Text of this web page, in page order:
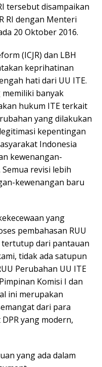
tersebut disampaikan
RI dengan Menteri
20 Oktober 2016.
(ICJR) dan LBH
keprihatinan
hati dari UU ITE.
banyak
hukum ITE terkait
yang dilakukan
kepentingan
Indonesia
kewenangan-
revisi lebih
kewenangan baru
yang
pembahasan RUU
tertutup dari pantauan
tidak ada satupun
Perubahan UU ITE
Komisi I dan
ini merupakan
dari para
yang modern,
yang ada dalam